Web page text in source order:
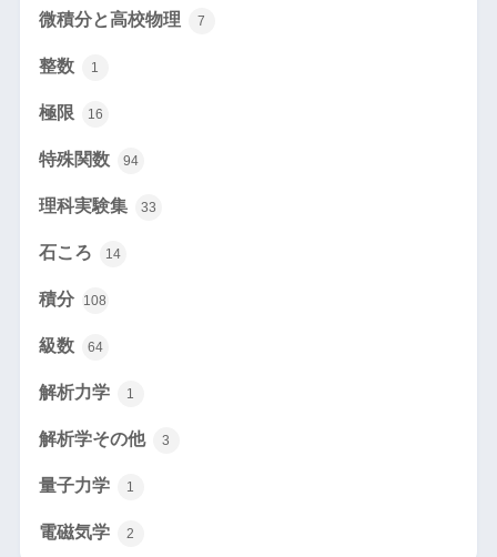
微積分と高校物理 7
整数 1
極限 16
特殊関数 94
理科実験集 33
石ころ 14
積分 108
級数 64
解析力学 1
解析学その他 3
量子力学 1
電磁気学 2